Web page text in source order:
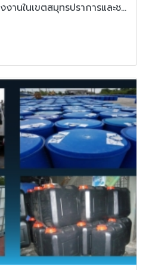
บริการรถรับส่งพนักงานโรงงานในเขตสมุทรปราการและชลบุรี